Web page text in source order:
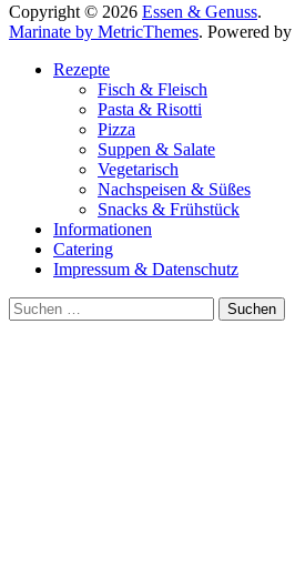
Copyright © 2026 Essen & Genuss.
Marinate by MetricThemes. Powered by
Rezepte
Fisch & Fleisch
Pasta & Risotti
Pizza
Suppen & Salate
Vegetarisch
Nachspeisen & Süßes
Snacks & Frühstück
Informationen
Catering
Impressum & Datenschutz
Suche
nach: